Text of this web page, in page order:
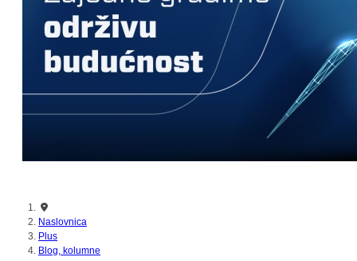
Naslovnica
Plus
Blog, kolumne